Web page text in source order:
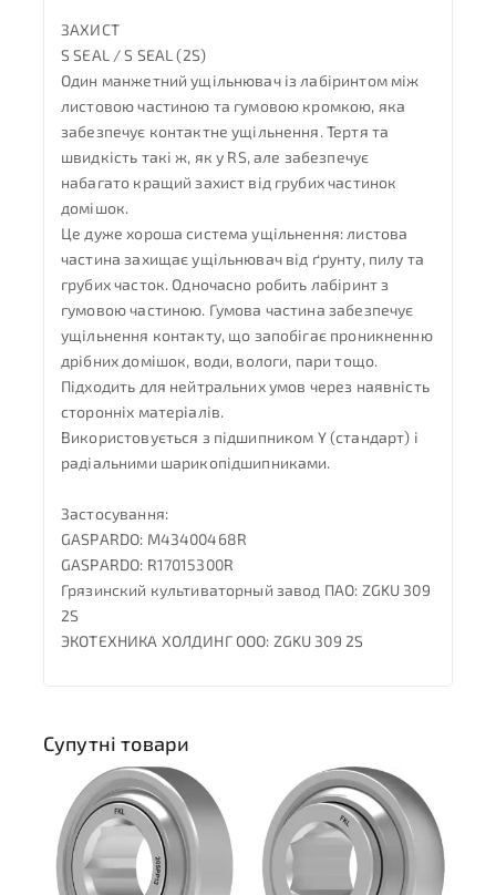
ЗАХИСТ
S SEAL / S SEAL (2S)
Один манжетний ущільнювач із лабіринтом між
листовою частиною та гумовою кромкою, яка
забезпечує контактне ущільнення. Тертя та
швидкість такі ж, як у RS, але забезпечує
набагато кращий захист від грубих частинок
домішок.
Це дуже хороша система ущільнення: листова
частина захищає ущільнювач від ґрунту, пилу та
грубих часток. Одночасно робить лабіринт з
гумовою частиною. Гумова частина забезпечує
ущільнення контакту, що запобігає проникненню
дрібних домішок, води, вологи, пари тощо.
Підходить для нейтральних умов через наявність
сторонніх матеріалів.
Використовується з підшипником Y (стандарт) і
радіальними шарикопідшипниками.
Застосування:
GASPARDO: M43400468R
GASPARDO: R17015300R
Грязинский культиваторный завод ПАО: ZGKU 309
2S
ЭКОТЕХНИКА ХОЛДИНГ ООО: ZGKU 309 2S
Супутні товари